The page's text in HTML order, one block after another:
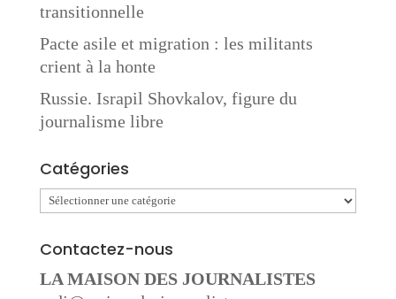
transitionnelle
Pacte asile et migration : les militants
crient à la honte
Russie. Israpil Shovkalov, figure du
journalisme libre
Catégories
Catégories
Contactez-nous
LA MAISON DES JOURNALISTES